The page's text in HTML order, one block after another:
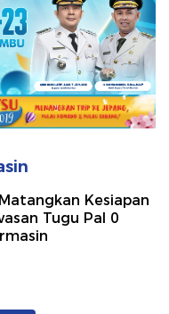
Kesiapan
Tugu Pal 0